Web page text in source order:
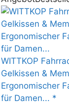
WITTKOP
Gelkissen &
Ergonomischer
für Damen... *